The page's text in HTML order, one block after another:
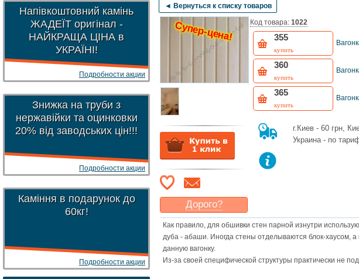
Напівкоштовний камінь
ЖАДЕЇТ оригінал -
НАЙКРАЩА ЦІНА в
УКРАЇНІ!
Подробности акции
Знижка на труби з
нержавійки та оцинковки
20% від заводських цін!!!
Подробности акции
Каміння в подарунок до
60кг!
Подробности акции
◄ Вернуться к списку товаров
Супер-цена!
Дорого?
Какая ценамогла бы
Васустроить?
Указать цену
Код товара: 1022
355
купить
360
купить
365
купить
г.Киев - 60 грн,
Украина - по
Как правило, для обшивки стен парной изнутри
дуба - абаши. Иногда стены отделываются блок-хаусом,
данную вагонку.
Из-за своей специфической структуры практически не